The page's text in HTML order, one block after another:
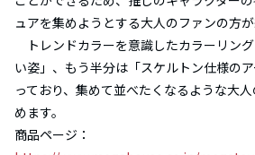
ュアを集めようとする大人のファンの方が
トレンドカラーを意識したカラーリン
い姿」、もう半分は「スケルトン仕様の
っており、集めて並べたくなるような大
めます。
商品ページ：